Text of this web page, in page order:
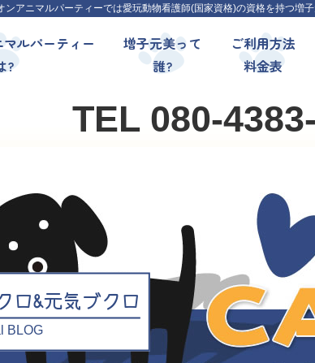
アニマルパーティーでは愛玩動物看護師(国家資格)の資格を持つ増
ルパーティー
?
増子元美って
誰?
ご利用方法
料金表
TEL 080-
ロ&元気ブクロ
BLOG